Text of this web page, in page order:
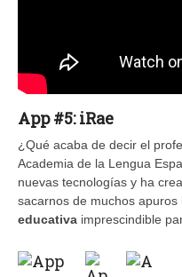
App #5: iRae
¿Qué acaba de decir el
Academia de la Lengua
nuevas tecnologías y ha
sacarnos de muchos
educativa imprescindible